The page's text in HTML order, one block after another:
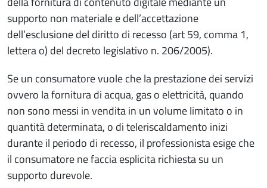
supporto non materiale e dell’accettazione
dell’esclusione del diritto di recesso (art 59, comma 1,
lettera o) del decreto legislativo n. 206/2005).
Se un consumatore vuole che la prestazione dei servizi
ovvero la fornitura di acqua, gas o elettricità, quando
non sono messi in vendita in un volume limitato o in
quantità determinata, o di teleriscaldamento inizi
durante il periodo di recesso, il professionista esige che
il consumatore ne faccia esplicita richiesta su un
supporto durevole.